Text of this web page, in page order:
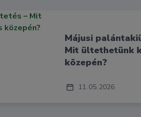
11 05 2026
Májusi
Mit ültethetünk
közepén?